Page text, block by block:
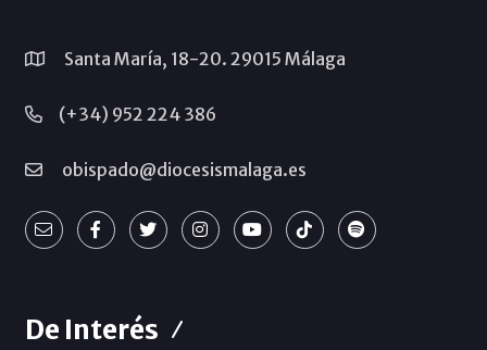
Santa María, 18-20. 29015 Málaga
(+34) 952 224 386
obispado@diocesismalaga.es
De Interés